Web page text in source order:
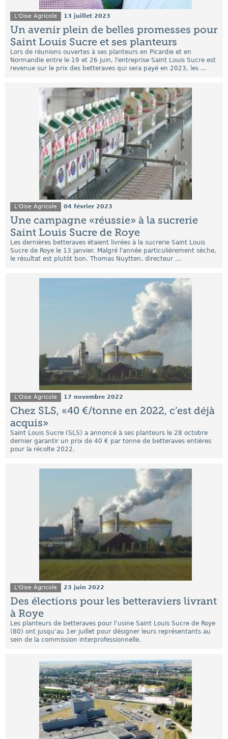
L'Oise Agricole 13 juillet 2023
Un avenir plein de belles promesses pour
Saint Louis Sucre et ses planteurs
Lors de réunions ouvertes à ses planteurs en Picardie et en
Normandie entre le 19 et 26 juin, l'entreprise Saint Louis Sucre est
revenue sur le prix des betteraves qui sera payé en 2023, les ...
L'Oise Agricole 04 février 2023
Une campagne «réussie» à la sucrerie
Saint Louis Sucre de Roye
Les dernières betteraves étaient livrées à la sucrerie Saint Louis
Sucre de Roye le 13 janvier. Malgré l'année particulièrement sèche,
le résultat est plutôt bon. Thomas Nuytten, directeur ...
L'Oise Agricole 17 novembre 2022
Chez SLS, «40 €/tonne en 2022, c’est déjà
acquis»
Saint Louis Sucre (SLS) a annoncé à ses planteurs le 28 octobre
dernier garantir un prix de 40 € par tonne de betteraves entières
pour la récolte 2022.
L'Oise Agricole 23 juin 2022
Des élections pour les betteraviers livrant
à Roye
Les planteurs de betteraves pour l’usine Saint Louis Sucre de Roye
(80) ont jusqu’au 1er juillet pour désigner leurs représentants au
sein de la commission interprofessionnelle.